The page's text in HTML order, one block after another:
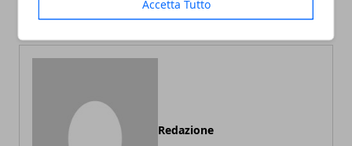
Accetta Tutto
Redazione